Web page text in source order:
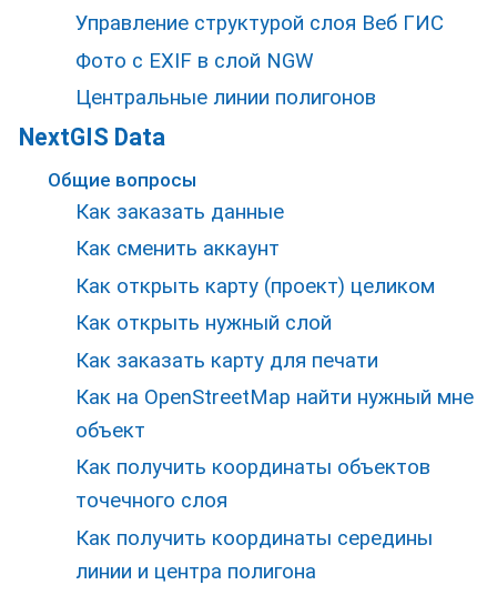
Управление структурой слоя Веб ГИС
Фото с EXIF в слой NGW
Центральные линии полигонов
NextGIS Data
Общие вопросы
Как заказать данные
Как сменить аккаунт
Как открыть карту (проект) целиком
Как открыть нужный слой
Как заказать карту для печати
Как на OpenStreetMap найти нужный мне
объект
Как получить координаты объектов
точечного слоя
Как получить координаты середины
линии и центра полигона